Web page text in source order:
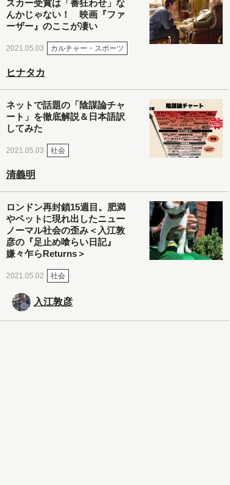
スカー受賞は「番狂わせ」な
んかじゃない！ 映画『ファ
ーザー』のここが凄い
2021.05.03 カルチャー・スポーツ
ヒナタカ
ネットで話題の「陰謀論チャ
ート」を徹底解説＆日本語訳
してみた
2021.05.03 社会
清義明
ロンドン再封鎖15週目。肥満
やペットに現れ出したニュー
ノーマル社会の歪み＜入江敦
彦の『足止め喰らい日記』
嫌々乍らReturns＞
2021.05.02 社会
入江敦彦